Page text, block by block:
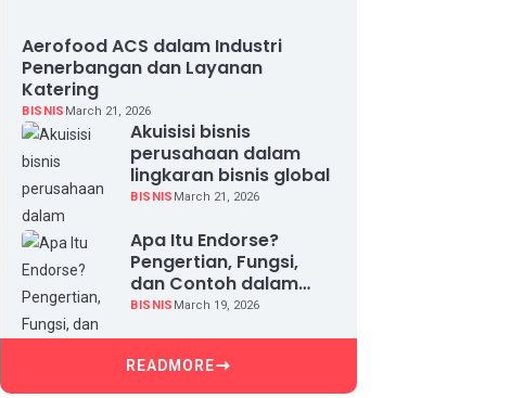
Aerofood ACS dalam Industri
Penerbangan dan Layanan
Katering
BISNIS March 21, 2026
Akuisisi bisnis
perusahaan dalam
lingkaran bisnis global
BISNIS March 21, 2026
Apa Itu Endorse?
Pengertian, Fungsi,
dan Contoh dalam
Dunia Bisnis
BISNIS March 19, 2026
READMORE